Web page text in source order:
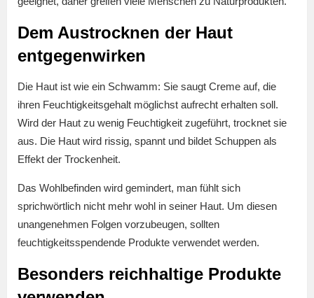
Dem Austrocknen der Haut
entgegenwirken
Die Haut ist wie ein Schwamm: Sie saugt Creme auf, die
ihren Feuchtigkeitsgehalt möglichst aufrecht erhalten soll.
Wird der Haut zu wenig Feuchtigkeit zugeführt, trocknet sie
aus. Die Haut wird rissig, spannt und bildet Schuppen als
Effekt der Trockenheit.
Das Wohlbefinden wird gemindert, man fühlt sich
sprichwörtlich nicht mehr wohl in seiner Haut. Um diesen
unangenehmen Folgen vorzubeugen, sollten
feuchtigkeitsspendende Produkte verwendet werden.
Besonders reichhaltige Produkte